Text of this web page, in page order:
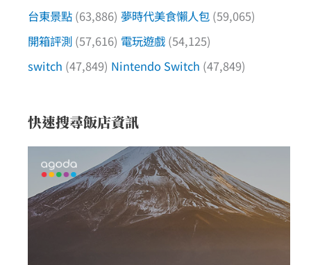
台東景點 (63,886) 夢時代美食懶人包 (59,065)
開箱評測 (57,616) 電玩遊戲 (54,125)
switch (47,849) Nintendo Switch (47,849)
快速搜尋飯店資訊